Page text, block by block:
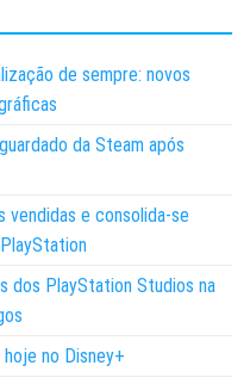
de sempre: novos
da Steam após
vendidas e consolida-se
dos PlayStation Studios na
no Disney+